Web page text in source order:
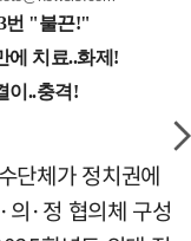
단체가 정치권에
·정 협의체 구성